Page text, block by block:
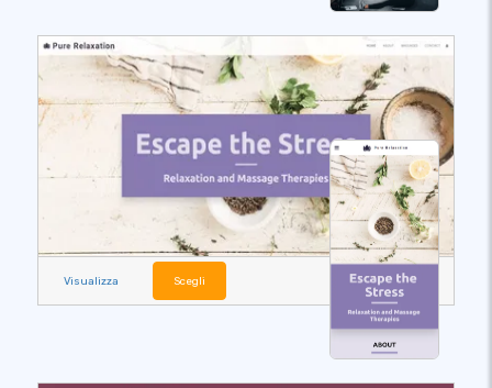
Visualizza Scegli